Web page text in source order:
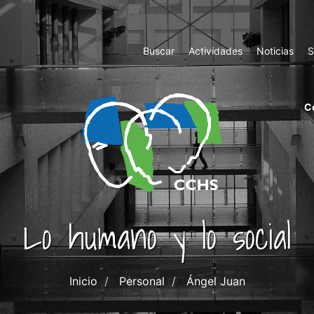
Top
Menu
Buscar Actividades Noticias
Lo humano y lo social
Inicio Personal Ángel Juan